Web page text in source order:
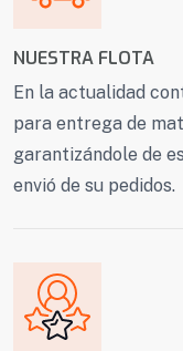
NUESTRA FLOTA
En la actualidad
para entrega de
garantizándole de
envió de su pedidos.